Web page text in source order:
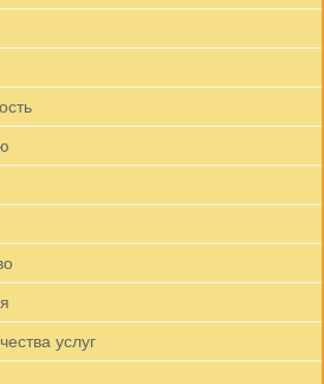
услуг